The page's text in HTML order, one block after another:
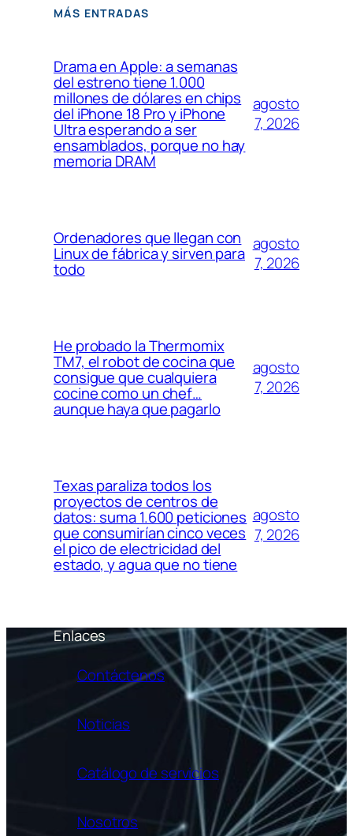
MÁS ENTRADAS
Drama en Apple: a semanas
del estreno tiene 1.000
millones de dólares en chips
del iPhone 18 Pro y iPhone
Ultra esperando a ser
ensamblados, porque no hay
memoria DRAM
agosto
7, 2026
Ordenadores que llegan con
Linux de fábrica y sirven para
todo
agosto
7, 2026
He probado la Thermomix
TM7, el robot de cocina que
consigue que cualquiera
cocine como un chef…
aunque haya que pagarlo
agosto
7, 2026
Texas paraliza todos los
proyectos de centros de
datos: suma 1.600 peticiones
que consumirían cinco veces
el pico de electricidad del
estado, y agua que no tiene
agosto
7, 2026
Enlaces
Contáctenos
Noticias
Catálogo de servicios
Nosotros